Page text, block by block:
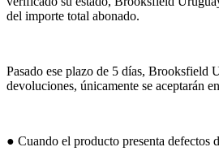
del importe total abonado.
Pasado ese plazo de 5 días, Brooksfield
devoluciones, únicamente se aceptarán
● Cuando el producto presenta defectos